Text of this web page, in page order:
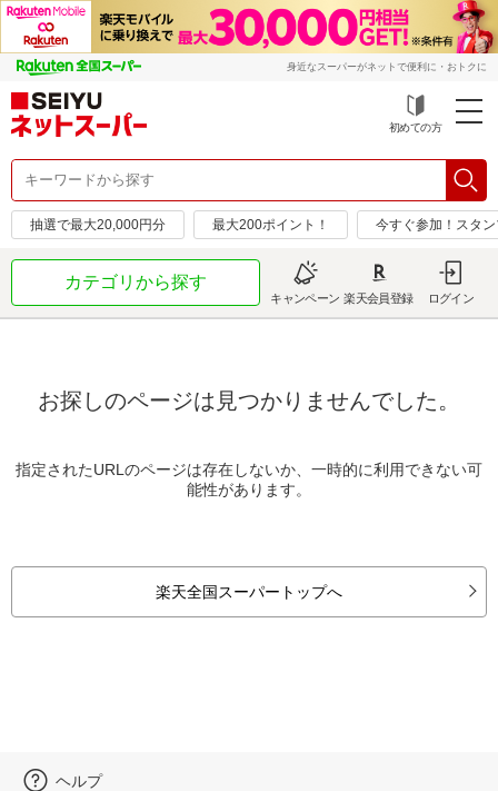
身近なスーパーがネットで便利に・おトクに
初めての方
抽選で最大20,000円分 最大200ポイント！ 今すぐ参加！スタ
カテゴリから探す
キャンペーン 楽天会員登録 ログイン
お探しのページは見つかりませんでした。
指定されたURLのページは存在しないか、一時的に利用できない可
能性があります。
楽天全国スーパートップへ
ヘルプ